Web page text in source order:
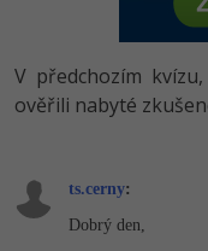
HTML5,
SQL a
UML a
PHP
JavaScript
HTML / CSS
Vývojář
Specialista
Webdesigner
-80%
JavaScript
C++
V předchozím kvízu,
ověřili nabyté
ts.cerny:
Dobrý den,